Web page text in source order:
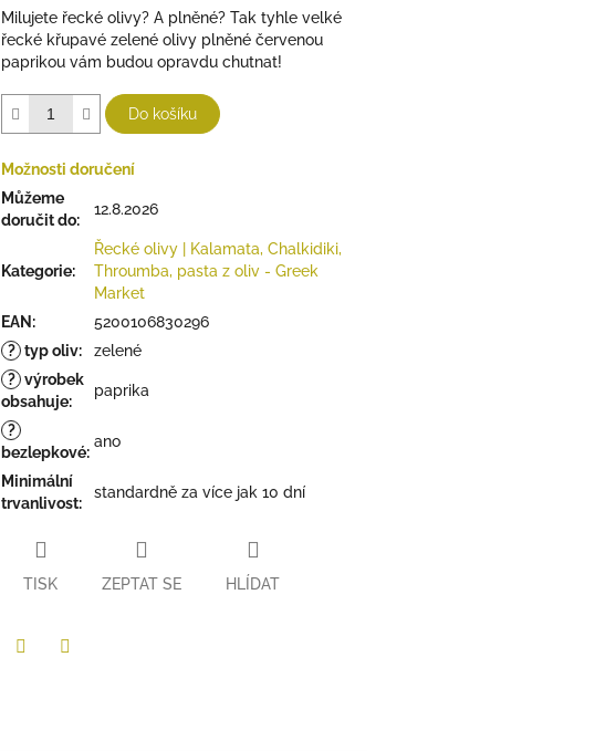
5
hvězdiček.
Milujete řecké olivy? A plněné? Tak tyhle velké
řecké křupavé zelené olivy plněné červenou
paprikou vám budou opravdu chutnat!
Do košíku
Možnosti doručení
Můžeme
doručit do:
12.8.2026
Kategorie:
Řecké olivy | Kalamata, Chalkidiki,
Throumba, pasta z oliv - Greek
Market
EAN :
5200106830296
? typ oliv:
zelené
? výrobek
obsahuje:
paprika
?
bezlepkové:
ano
Minimální
trvanlivost:
standardně za více jak 10 dní
TISK ZEPTAT SE HLÍDAT